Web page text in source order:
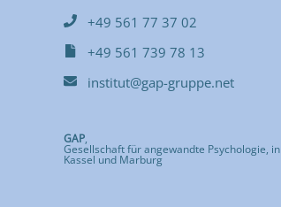
+49 561 77 37 02
+49 561 739 78 13
institut@gap-gruppe.net
GAP,
Gesellschaft für angewandte Psychologie, in
Kassel und Marburg